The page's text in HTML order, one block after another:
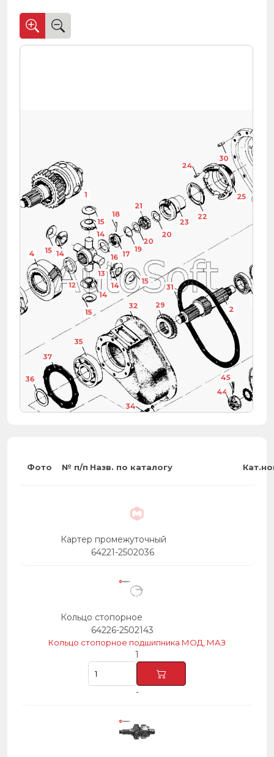
35
24
25
29
30
31
32
34
23
36
37
44
45
1
2
4
12
13
14
14
14
14
15
15
15
15
16 17
18
19
20
20
21
22
Фото № п/п Назв. по каталогу
Картер промежуточный
64221-2502036
Кольцо стопорное
64226-2502143
Кольцо стопорное подшипника МОД, МАЗ
1
-